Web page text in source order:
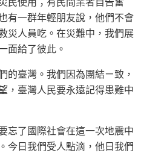
民使用；有民間業者自告奮
有一群年輕朋友說，他們不會
災人員吃。在災難中，我們展
面給了彼此。
的臺灣。我們因為團結ㄧ致，
，臺灣人民要永遠記得患難中
忘了國際社會在這一次地震中
今日我們受人點滴，他日我們